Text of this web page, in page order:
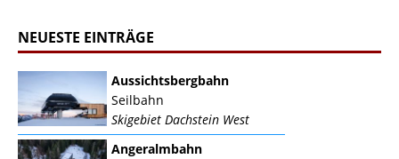
NEUESTE EINTRÄGE
Aussichtsbergbahn
Seilbahn
Skigebiet Dachstein West
Angeralmbahn